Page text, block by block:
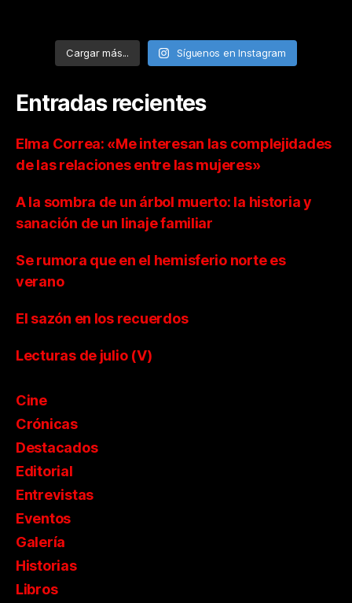
Cargar más... Síguenos en Instagram
Entradas recientes
Elma Correa: «Me interesan las complejidades
de las relaciones entre las mujeres»
A la sombra de un árbol muerto: la historia y
sanación de un linaje familiar
Se rumora que en el hemisferio norte es
verano
El sazón en los recuerdos
Lecturas de julio (V)
Cine
Crónicas
Destacados
Editorial
Entrevistas
Eventos
Galería
Historias
Libros